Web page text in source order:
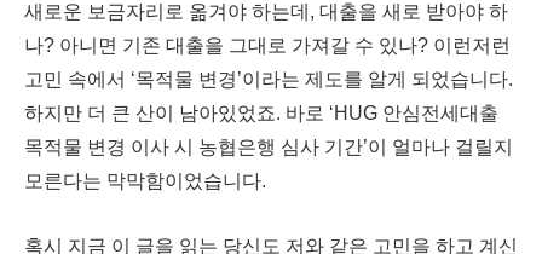
새로운 보금자리로 옮겨야 하는데, 대출을 새로 받아야 하
나? 아니면 기존 대출을 그대로 가져갈 수 있나? 이런저런
고민 속에서 ‘목적물 변경’이라는 제도를 알게 되었습니다.
하지만 더 큰 산이 남아있었죠. 바로 ‘HUG 안심전세대출
목적물 변경 이사 시 농협은행 심사 기간’이 얼마나 걸릴지
모른다는 막막함이었습니다.
혹시 지금 이 글을 읽는 당신도 저와 같은 고민을 하고 계신